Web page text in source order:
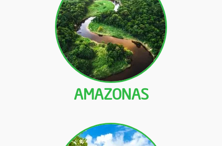
AMAZONAS